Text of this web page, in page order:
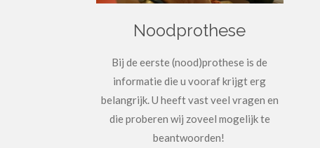
Noodprothese
Bij de eerste (nood)prothese is de
informatie die u vooraf krijgt erg
belangrijk. U heeft vast veel vragen en
die proberen wij zoveel mogelijk te
beantwoorden!